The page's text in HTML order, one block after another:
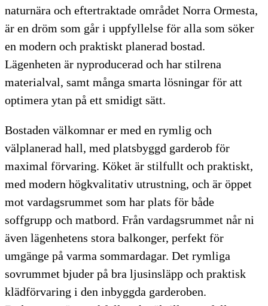
naturnära och eftertraktade området Norra Ormesta,
är en dröm som går i uppfyllelse för alla som söker
en modern och praktiskt planerad bostad.
Lägenheten är nyproducerad och har stilrena
materialval, samt många smarta lösningar för att
optimera ytan på ett smidigt sätt.
Bostaden välkomnar er med en rymlig och
välplanerad hall, med platsbyggd garderob för
maximal förvaring. Köket är stilfullt och praktiskt,
med modern högkvalitativ utrustning, och är öppet
mot vardagsrummet som har plats för både
soffgrupp och matbord. Från vardagsrummet når ni
även lägenhetens stora balkonger, perfekt för
umgänge på varma sommardagar. Det rymliga
sovrummet bjuder på bra ljusinsläpp och praktisk
klädförvaring i den inbyggda garderoben.